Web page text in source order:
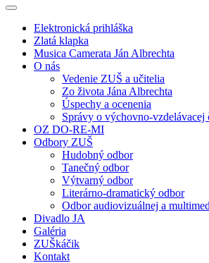
Elektronická prihláška
Zlatá klapka
Musica Camerata Ján Albrechta
O nás
Vedenie ZUŠ a učitelia
Zo života Jána Albrechta
Úspechy a ocenenia
Správy o výchovno-vzdelávacej
OZ DO-RE-MI
Odbory ZUŠ
Hudobný odbor
Tanečný odbor
Výtvarný odbor
Literárno-dramatický odbor
Odbor audiovizuálnej a
Divadlo JA
Galéria
ZUŠkáčik
Kontakt